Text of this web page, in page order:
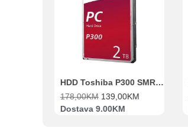
HDD Toshiba P300 SMR 3.5″ 2TB SATA III
178,00KM 139,00KM
Dostava 9.00KM